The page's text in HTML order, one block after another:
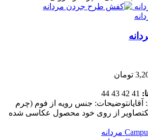
41
42
43
44
جنس رویه از فوم (چرم
از روی خود محصول عکاسی شده